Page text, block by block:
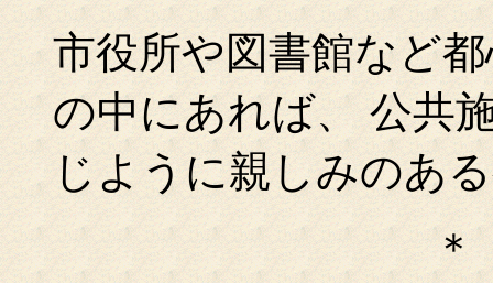
市役所や図書館など
の中にあれば、 公共
じように親しみのあ